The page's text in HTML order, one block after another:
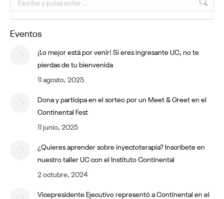
Eventos
¡Lo mejor está por venir! Si eres ingresante UC, no te
pierdas de tu bienvenida
11 agosto, 2025
Dona y participa en el sorteo por un Meet & Greet en el
Continental Fest
11 junio, 2025
¿Quieres aprender sobre inyectoterapia? Inscríbete en
nuestro taller UC con el Instituto Continental
2 octubre, 2024
Vicepresidente Ejecutivo representó a Continental en el